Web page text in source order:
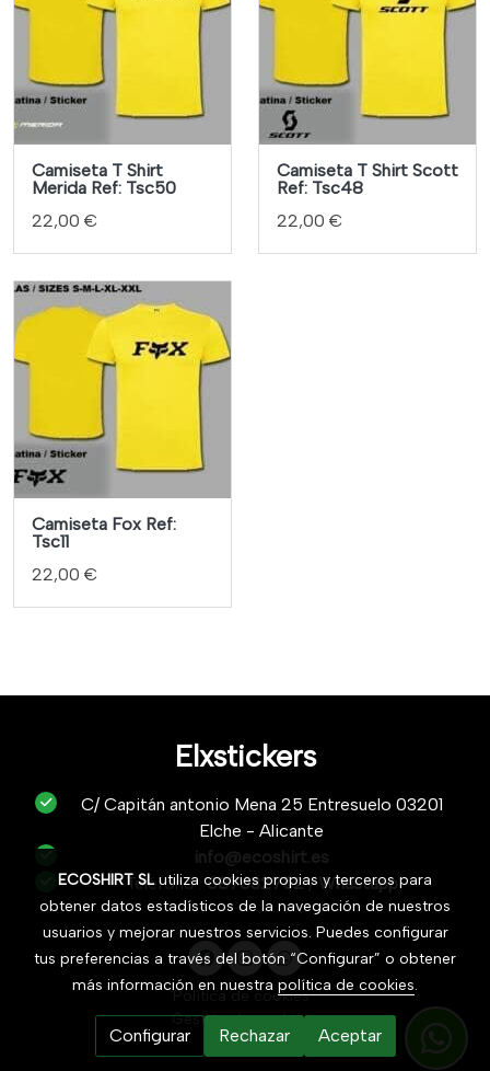
Camiseta T Shirt
Merida Ref: Tsc50
22,00 €
Camiseta T Shirt Scott
Ref: Tsc48
22,00 €
Camiseta Fox Ref:
Tsc11
22,00 €
Elxstickers
C/ Capitán antonio Mena 25 Entresuelo 03201
Elche - Alicante
info@ecoshirt.es
Teléfono :687632752/Whastapp
Política de cookies
Gestión de cookies
ECOSHIRT SLutiliza cookies propias y terceros para
obtener datos estadísticos de la navegación de nuestros
usuarios y mejorar nuestros servicios. Puedes configurar
tus preferencias a través del botón “Configurar” o obtener
más información en nuestra política de cookies.
Configurar Rechazar Aceptar